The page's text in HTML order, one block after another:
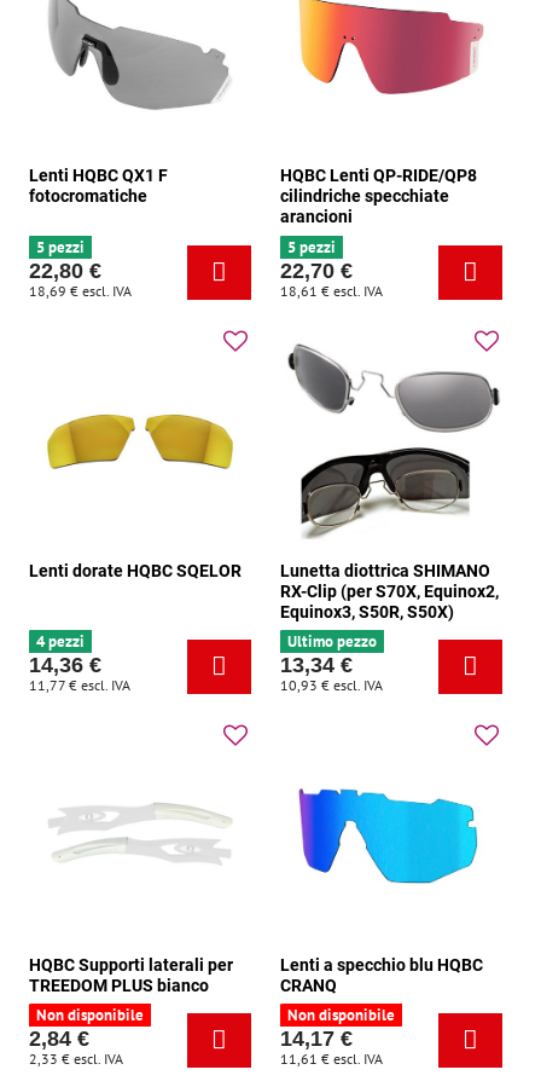
Lenti HQBC QX1 F
fotocromatiche
5 pezzi
22,80 €
18,69 € escl. IVA
HQBC Lenti QP-RIDE/QP8
cilindriche specchiate
arancioni
5 pezzi
22,70 €
18,61 € escl. IVA
Lenti dorate HQBC SQELOR
4 pezzi
14,36 €
11,77 € escl. IVA
Lunetta diottrica SHIMANO
RX-Clip (per S70X, Equinox2,
Equinox3, S50R, S50X)
Ultimo pezzo
13,34 €
10,93 € escl. IVA
HQBC Supporti laterali per
TREEDOM PLUS bianco
Non disponibile
2,84 €
2,33 € escl. IVA
Lenti a specchio blu HQBC
CRANQ
Non disponibile
14,17 €
11,61 € escl. IVA